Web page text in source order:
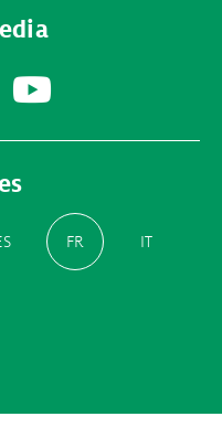
YouTube
FR IT